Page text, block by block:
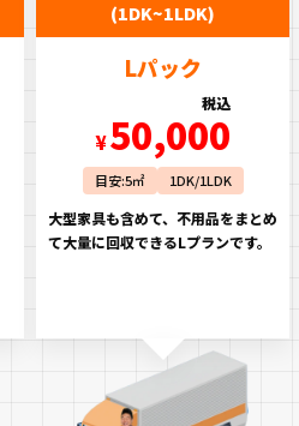
(1DK~1LDK)
Lパック
税込
¥50,000
目安:5㎡ 1DK/1LDK
大型家具も含めて、不用品をまとめ
て大量に回収できるLプランです。